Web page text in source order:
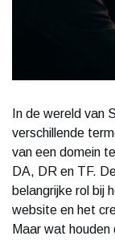
In de wereld van
verschillende
van een domein
DA, DR en TF.
belangrijke rol bij
website en het
Maar wat